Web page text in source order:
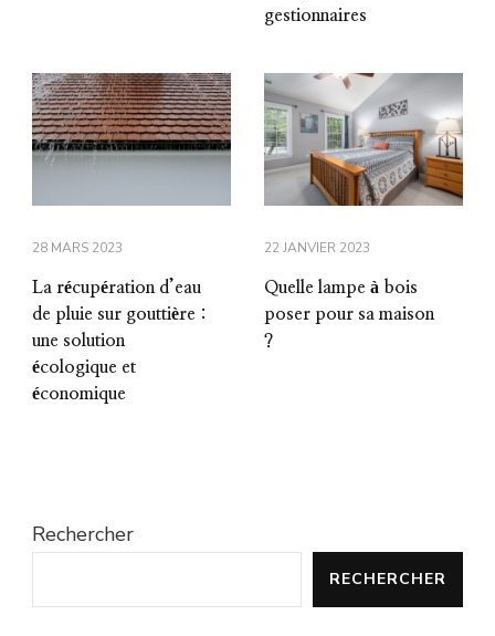
gestionnaires
28 MARS 2023
La récupération d’eau
de pluie sur gouttière :
une solution
écologique et
économique
22 JANVIER 2023
Quelle lampe à bois
poser pour sa maison
?
Rechercher
RECHERCHER